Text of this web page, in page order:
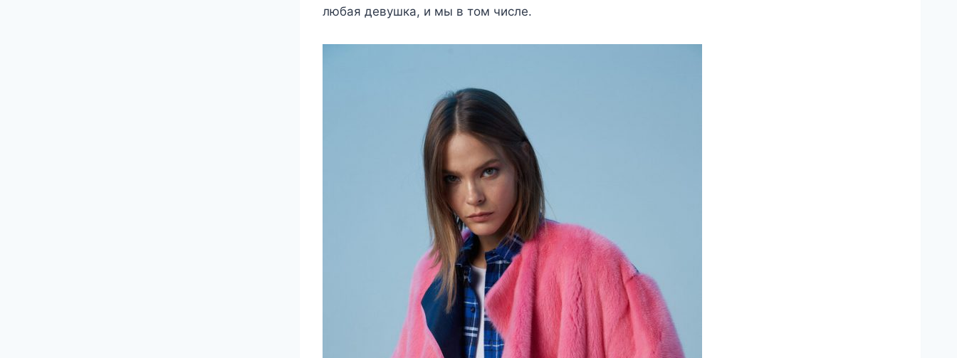
любая девушка, и мы в том числе.